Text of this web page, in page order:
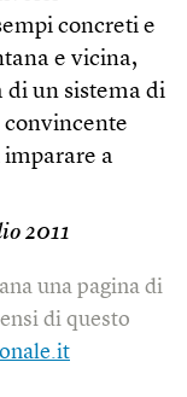
concreti e
e vicina,
di un sistema di
convincente
imparare a
2011
una pagina di
di questo